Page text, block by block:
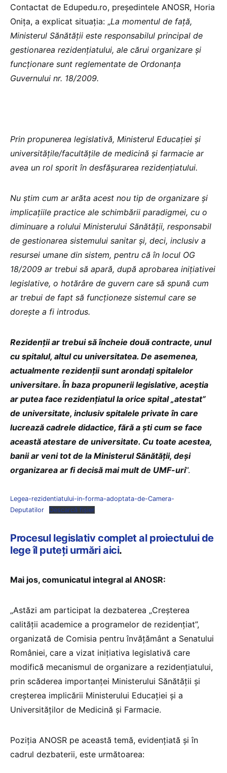
Contactat de Edupedu.ro, președintele ANOSR, Horia
Onița, a explicat situația: „La momentul de față,
Ministerul Sănătății este responsabilul principal de
gestionarea rezidențiatului, ale cărui organizare și
funcționare sunt reglementate de Ordonanța
Guvernului nr. 18/2009.
Prin propunerea legislativă, Ministerul Educației și
universitățile/facultățile de medicină și farmacie ar
avea un rol sporit în desfășurarea rezidențiatului.
Nu știm cum ar arăta acest nou tip de organizare și
implicațiile practice ale schimbării paradigmei, cu o
diminuare a rolului Ministerului Sănătății, responsabil
de gestionarea sistemului sanitar și, deci, inclusiv a
resursei umane din sistem, pentru că în locul OG
18/2009 ar trebui să apară, după aprobarea inițiativei
legislative, o hotărâre de guvern care să spună cum
ar trebui de fapt să funcționeze sistemul care se
dorește a fi introdus.
Rezidenții ar trebui să încheie două contracte, unul
cu spitalul, altul cu universitatea. De asemenea,
actualmente rezidenții sunt arondați spitalelor
universitare. În baza propunerii legislative, aceștia
ar putea face rezidențiatul la orice spital „atestat”
de universitate, inclusiv spitalele private în care
lucrează cadrele didactice, fără a ști cum se face
această atestare de universitate. Cu toate acestea,
banii ar veni tot de la Ministerul Sănătății, deși
organizarea ar fi decisă mai mult de UMF-uri”.
Legea-rezidentiatului-in-forma-adoptata-de-Camera-
Deputatilor
Descarcă fișier
Procesul legislativ complet al proiectului de
lege îl puteți urmări aici.
Mai jos, comunicatul integral al ANOSR:
„Astăzi am participat la dezbaterea „Creșterea
calității academice a programelor de rezidențiat”,
organizată de Comisia pentru învățământ a Senatului
României, care a vizat inițiativa legislativă care
modifică mecanismul de organizare a rezidențiatului,
prin scăderea importanței Ministerului Sănătății și
creșterea implicării Ministerului Educației și a
Universităților de Medicină și Farmacie.
Poziția ANOSR pe această temă, evidențiată și în
cadrul dezbaterii, este următoarea: